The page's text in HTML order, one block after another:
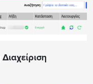
Διαχείριση